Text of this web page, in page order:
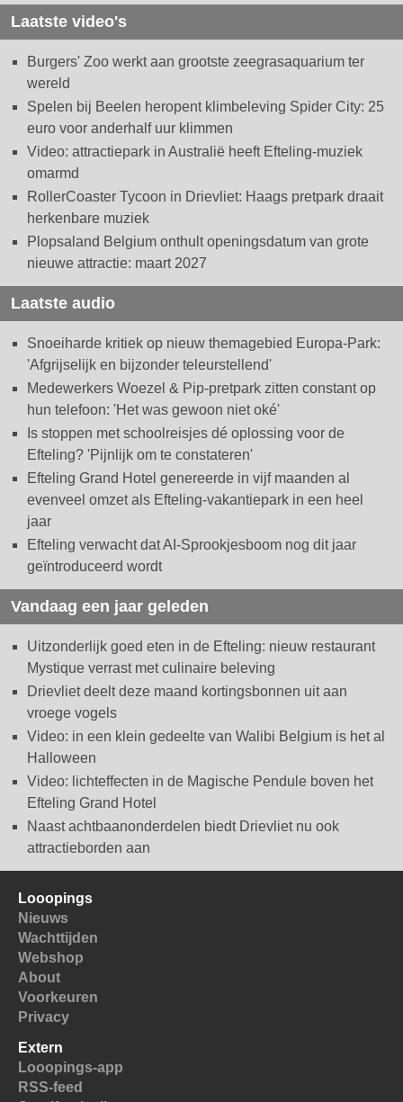
Laatste video's
Burgers' Zoo werkt aan grootste zeegrasaquarium ter
wereld
Spelen bij Beelen heropent klimbeleving Spider City: 25
euro voor anderhalf uur klimmen
Video: attractiepark in Australië heeft Efteling-muziek
omarmd
RollerCoaster Tycoon in Drievliet: Haags pretpark draait
herkenbare muziek
Plopsaland Belgium onthult openingsdatum van grote
nieuwe attractie: maart 2027
Laatste audio
Snoeiharde kritiek op nieuw themagebied Europa-Park:
'Afgrijselijk en bijzonder teleurstellend'
Medewerkers Woezel & Pip-pretpark zitten constant op
hun telefoon: 'Het was gewoon niet oké'
Is stoppen met schoolreisjes dé oplossing voor de
Efteling? 'Pijnlijk om te constateren'
Efteling Grand Hotel genereerde in vijf maanden al
evenveel omzet als Efteling-vakantiepark in een heel
jaar
Efteling verwacht dat AI-Sprookjesboom nog dit jaar
geïntroduceerd wordt
Vandaag een jaar geleden
Uitzonderlijk goed eten in de Efteling: nieuw restaurant
Mystique verrast met culinaire beleving
Drievliet deelt deze maand kortingsbonnen uit aan
vroege vogels
Video: in een klein gedeelte van Walibi Belgium is het al
Halloween
Video: lichteffecten in de Magische Pendule boven het
Efteling Grand Hotel
Naast achtbaanonderdelen biedt Drievliet nu ook
attractieborden aan
Looopings
Nieuws
Wachttijden
Webshop
About
Voorkeuren
Privacy
Extern
Looopings-app
RSS-feed